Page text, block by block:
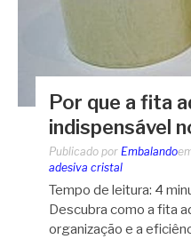
Por que a fita
indispensável
Publicado por Embalando
adesiva cristal
Tempo de leitura: 4
Descubra como a fita
organização e a